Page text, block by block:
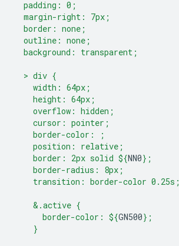
  padding: 0;
  margin-right: 7px;
  border: none;
  outline: none;
  background: transparent;
  > div {
    width: 64px;
    height: 64px;
    overflow: hidden;
    cursor: pointer;
    border-color: ;
    position: relative;
    border: 2px solid
${NN0} ;
    border-radius: 8px;
    transition: border-color 0.25s;
    &.active {
      border-color:
${GN500} ;
    }